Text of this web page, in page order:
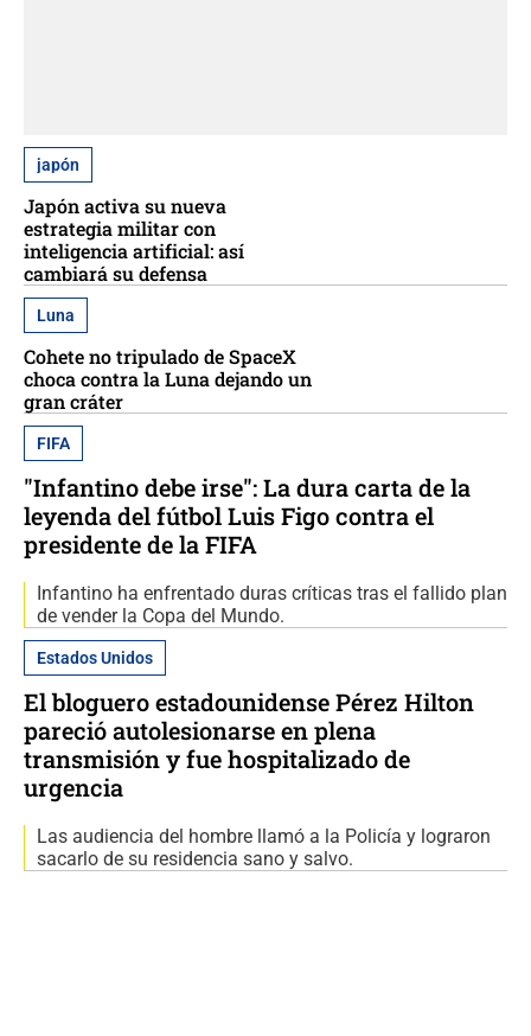
japón
Japón activa su nueva
estrategia militar con
inteligencia artificial: así
cambiará su defensa
Luna
Cohete no tripulado de SpaceX
choca contra la Luna dejando un
gran cráter
FIFA
"Infantino debe irse": La dura carta de la
leyenda del fútbol Luis Figo contra el
presidente de la FIFA
Infantino ha enfrentado duras críticas tras el fallido plan
de vender la Copa del Mundo.
Estados Unidos
El bloguero estadounidense Pérez Hilton
pareció autolesionarse en plena
transmisión y fue hospitalizado de
urgencia
Las audiencia del hombre llamó a la Policía y lograron
sacarlo de su residencia sano y salvo.